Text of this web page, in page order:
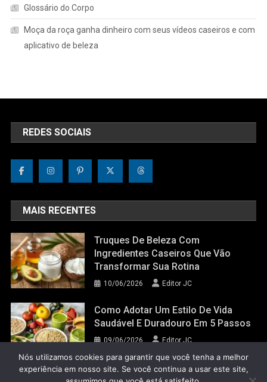
Glossário do Corpo
Moça da roça ganha dinheiro com seus vídeos caseiros e com
aplicativo de beleza
REDES SOCIAIS
MAIS RECENTES
Truques De Beleza Com
Ingredientes Caseiros Que Vão
Transformar Sua Rotina
10/06/2026 Editor JC
Como Adotar Um Estilo De Vida
Saudável E Duradouro Em 5 Passos
09/06/2026 Editor JC
Nós utilizamos cookies para garantir que você tenha a melhor
experiência em nosso site. Se você continua a usar este site,